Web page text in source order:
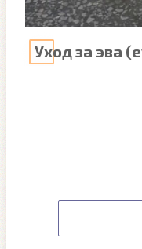
Уход за эва